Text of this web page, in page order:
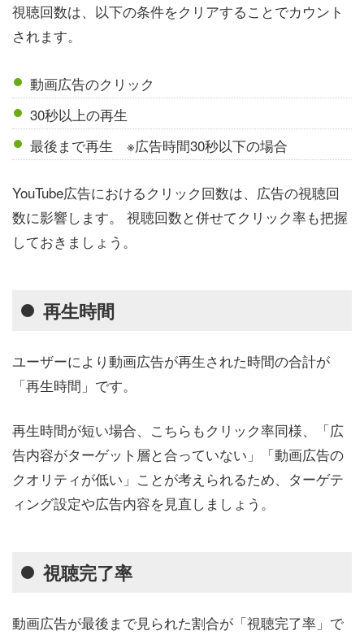
視聴回数は、以下の条件をクリアすることでカウント
されます。
動画広告のクリック
30秒以上の再生
最後まで再生 ※広告時間30秒以下の場合
YouTube広告におけるクリック回数は、広告の視聴回
数に影響します。 視聴回数と併せてクリック率も把握
しておきましょう。
再生時間
ユーザーにより動画広告が再生された時間の合計が
「再生時間」です。
再生時間が短い場合、こちらもクリック率同様、「広
告内容がターゲット層と合っていない」「動画広告の
クオリティが低い」ことが考えられるため、ターゲテ
ィング設定や広告内容を見直しましょう。
視聴完了率
動画広告が最後まで見られた割合が「視聴完了率」で